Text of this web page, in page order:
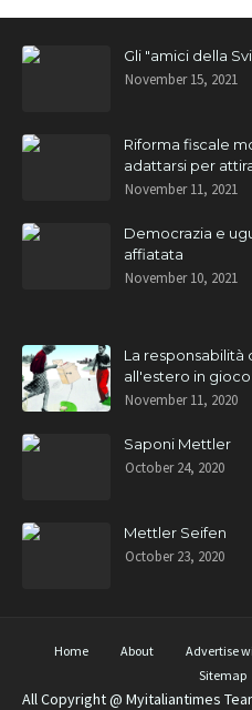
Gli "amici della
November 15, 2021
Riforma fiscale
adattarsi per
November 11, 2021
Democrazia e
affiatata
November 10, 2021
La responsabilità
all'estero in
November 11, 2020
Saponi Mettler
October 24, 2020
Mettler Seifen
October 23, 2020
Home About Advertise
Sitemap
All Copyright @ Myitaliantimes